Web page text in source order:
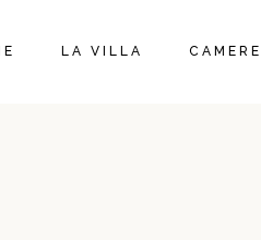
LA VILLA CAMERE